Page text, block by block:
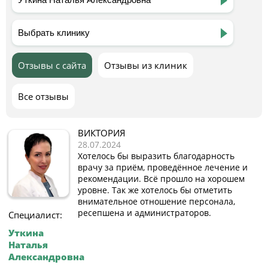
Отзывы с сайта Отзывы из клиник
Все отзывы
Специалист:
Уткина
Наталья
Александровна
ВИКТОРИЯ
28.07.2024
Хотелось бы выразить благодарность
врачу за приём, проведённое лечение и
рекомендации. Всё прошло на хорошем
уровне. Так же хотелось бы отметить
внимательное отношение персонала,
ресепшена и администраторов.